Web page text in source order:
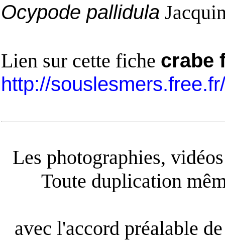
Ocypode pallidula
Lien sur cette fiche crabe
http://
Les photographies,
Toute duplication
avec l'accord préalable